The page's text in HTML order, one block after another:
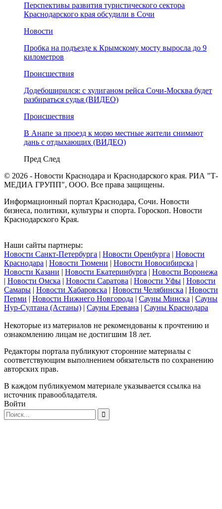
Перспективы развития туристического сектора
Краснодарского края обсудили в Сочи
Новости
Пробка на подъезде к Крымскому мосту выросла до 9
километров
Происшествия
Додебоширился: с хулиганом рейса Сочи-Москва будет
разбираться судья (ВИДЕО)
Происшествия
В Анапе за проезд к морю местные жители снимают
дань с отдыхающих (ВИДЕО)
Пред След
© 2026 - Новости Краснодара и Краснодарского края. РИА "Т-
МЕДИА ГРУПП", ООО. Все права защищены.
Информационный портал Краснодара, Сочи. Новости
бизнеса, политики, культуры и спорта. Гороскоп. Новости
Краснодарского Края.
Наши сайты партнеры:
Новости Санкт-Петербурга | Новости Оренбурга | Новости
Краснодара | Новости Тюмени | Новости Новосибирска |
Новости Казани | Новости Екатеринбурга | Новости Воронежа
| Новости Омска | Новости Саратова | Новости Уфы | Новости
Самары | Новости Хабаровска | Новости Челябинска | Новости
Перми | Новости Нижнего Новгорода | Сауны Минска | Сауны
Нур-Султана (Астаны) | Сауны Еревана | Сауны Краснодара
Некоторые из материалов не рекомендованы к прочтению и
ознакомлению лицам не достигшим 18 лет.
Редакторы портала публикуют сторонние материалы с
соответствующим выполнением обязательств по сохранению
авторских прав.
В каждом публикуемом материале указывается ссылка на
источник правообладателя.
Войти